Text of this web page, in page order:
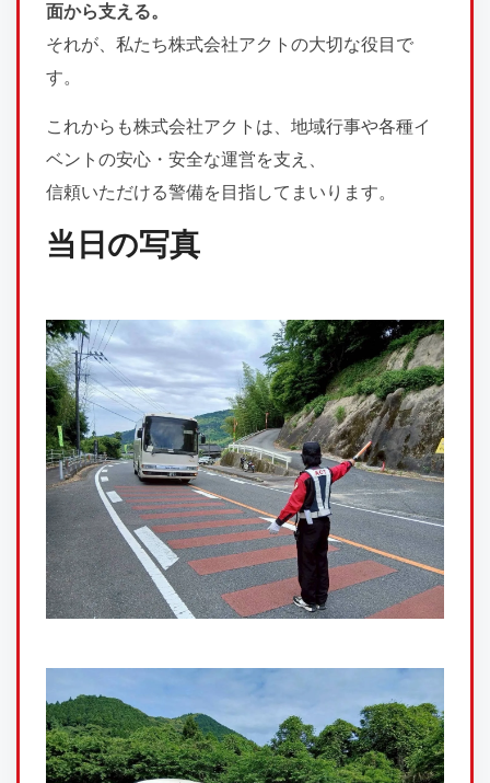
面から支える。
それが、私たち株式会社アクトの大切な役目で
す。
これからも株式会社アクトは、地域行事や各種イ
ベントの安心・安全な運営を支え、
信頼いただける警備を目指してまいります。
当日の写真